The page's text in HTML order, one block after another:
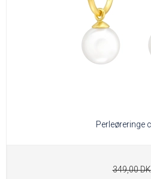
Perleøreringe
349,00